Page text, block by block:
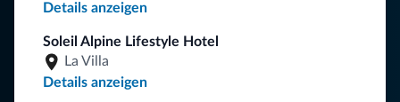
Details anzeigen
Soleil Alpine Lifestyle Hotel
La Villa
Details anzeigen
Folgen Sie Dolomiti.it auf